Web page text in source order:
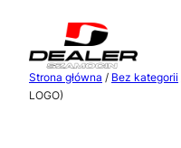
Strona główna / Bez kategorii
LOGO)